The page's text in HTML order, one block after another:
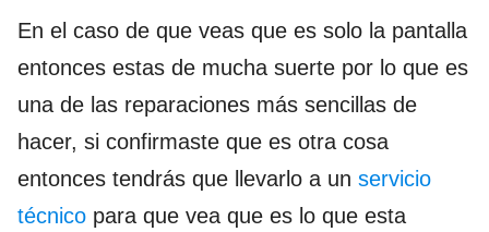
En el caso de que veas que es solo la pantalla
entonces estas de mucha suerte por lo que es
una de las reparaciones más sencillas de
hacer, si confirmaste que es otra cosa
entonces tendrás que llevarlo a un servicio
técnico para que vea que es lo que esta